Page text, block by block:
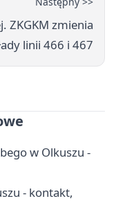
ZKGKM zmienia
linii 466 i 467
w Olkuszu -
- kontakt,